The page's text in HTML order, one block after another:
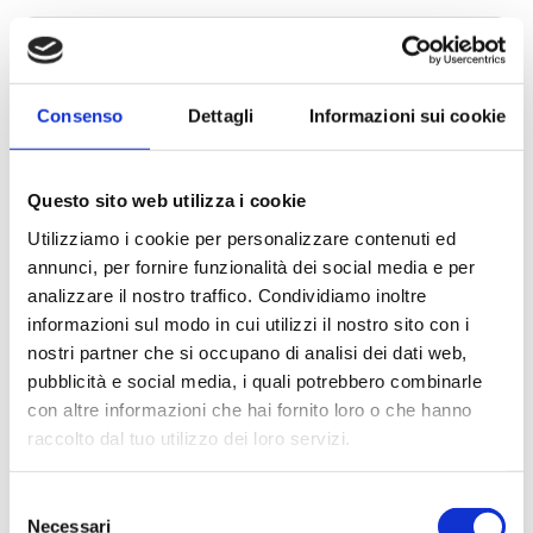
Consenso Dettagli Informazioni sui cookie
Questo sito web utilizza i cookie
Utilizziamo i cookie per personalizzare contenuti ed
annunci, per fornire funzionalità dei social media e per
analizzare il nostro traffico. Condividiamo inoltre
informazioni sul modo in cui utilizzi il nostro sito con i
nostri partner che si occupano di analisi dei dati web,
pubblicità e social media, i quali potrebbero combinarle
con altre informazioni che hai fornito loro o che hanno
raccolto dal tuo utilizzo dei loro servizi.
Necessari
Campania - Basilicata - Calabria
Sicilia - Sardegna
Sanpellegrino
Cialde Lavazza compatibili Nespresso®*
Confetture, miele, creme di cacao
Aceto
Olio
Pomodoro
Igiene e cura persona
Igiene e pulizia
Prodotti per animali
Carta ufficio e stampanti
Diffusori-Profumatori-Deodoranti-
Candele
INFORMATIVA SULLA PRIVACY
ACCONSENTO AL TRATTAMENTO DEI MIEI DATI
PERSONALI
Prima di inviare la richiesta ti invitiamo a consultare la
nostra privacy policy, che trovi allegata a questa
pagina.*
Inserisci la stringa alfanumerica per effettuare la validazione.